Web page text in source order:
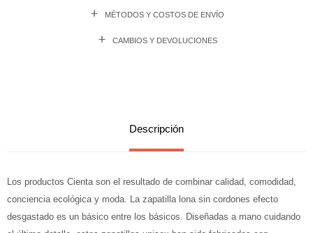
MÉTODOS Y COSTOS DE ENVÍO
CAMBIOS Y DEVOLUCIONES
Descripción
Los productos Cienta son el resultado de combinar calidad, comodidad,
conciencia ecológica y moda. La zapatilla lona sin cordones efecto
desgastado es un básico entre los básicos. Diseñadas a mano cuidando